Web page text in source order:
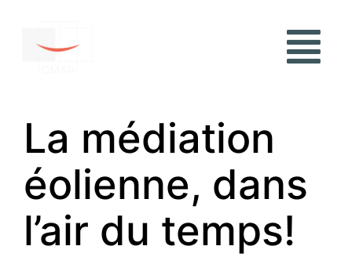
La médiation
éolienne, dans
l’air du temps!